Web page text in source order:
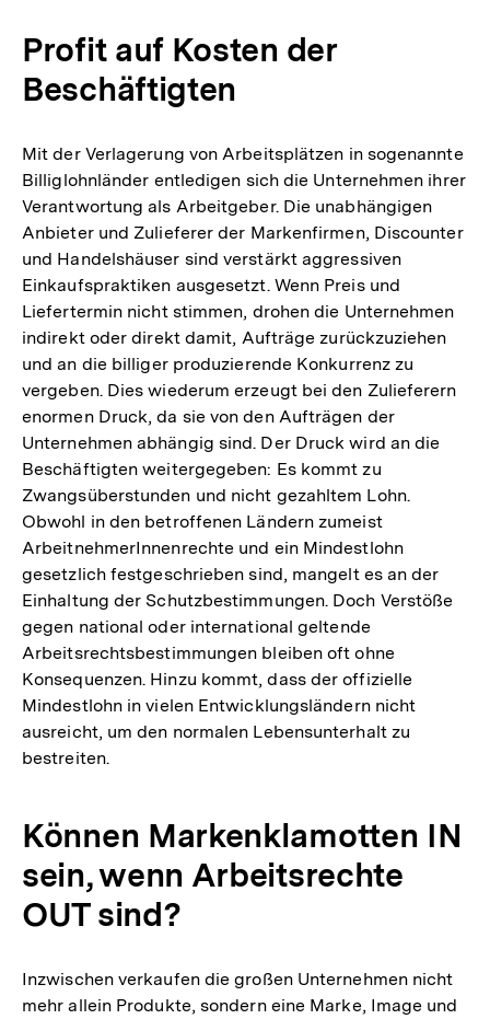
Profit auf Kosten der
Beschäftigten
Mit der Verlagerung von Arbeitsplätzen in sogenannte
Billiglohnländer entledigen sich die Unternehmen ihrer
Verantwortung als Arbeitgeber. Die unabhängigen
Anbieter und Zulieferer der Markenfirmen, Discounter
und Handelshäuser sind verstärkt aggressiven
Einkaufspraktiken ausgesetzt. Wenn Preis und
Liefertermin nicht stimmen, drohen die Unternehmen
indirekt oder direkt damit, Aufträge zurückzuziehen
und an die billiger produzierende Konkurrenz zu
vergeben. Dies wiederum erzeugt bei den Zulieferern
enormen Druck, da sie von den Aufträgen der
Unternehmen abhängig sind. Der Druck wird an die
Beschäftigten weitergegeben: Es kommt zu
Zwangsüberstunden und nicht gezahltem Lohn.
Obwohl in den betroffenen Ländern zumeist
ArbeitnehmerInnenrechte und ein Mindestlohn
gesetzlich festgeschrieben sind, mangelt es an der
Einhaltung der Schutzbestimmungen. Doch Verstöße
gegen national oder international geltende
Arbeitsrechtsbestimmungen bleiben oft ohne
Konsequenzen. Hinzu kommt, dass der offizielle
Mindestlohn in vielen Entwicklungsländern nicht
ausreicht, um den normalen Lebensunterhalt zu
bestreiten.
Können Markenklamotten IN
sein, wenn Arbeitsrechte
OUT sind?
Inzwischen verkaufen die großen Unternehmen nicht
mehr allein Produkte, sondern eine Marke, Image und